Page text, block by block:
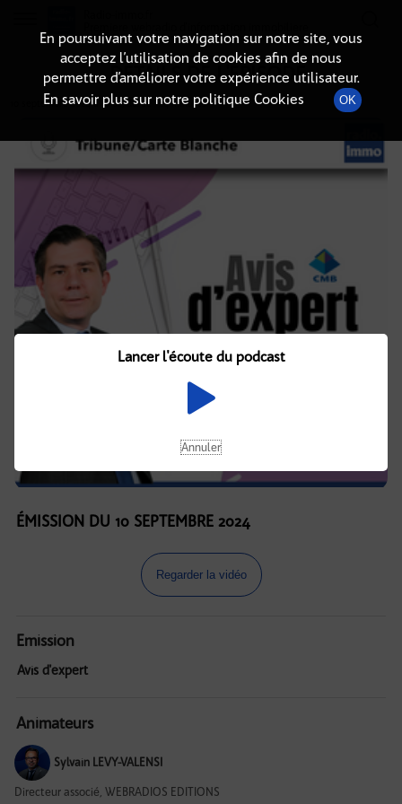
DÉTAILS DE L'ÉPISODE
10 septembre 2024à 9h02, durée : 24 minutes
ÉMISSION DU 10 SEPTEMBRE 2024
Regarder la vidéo
Emission
Avis d'expert
Animateurs
Sylvain LEVY-VALENSI
Directeur associé, WEBRADIOS EDITIONS
En poursuivant votre navigation sur notre site, vous
acceptez l’utilisation de cookies afin de nous
permettre d’améliorer votre expérience utilisateur.
En savoir plus sur notre politique Cookies
OK
Lancer l'écoute du podcast
Annuler